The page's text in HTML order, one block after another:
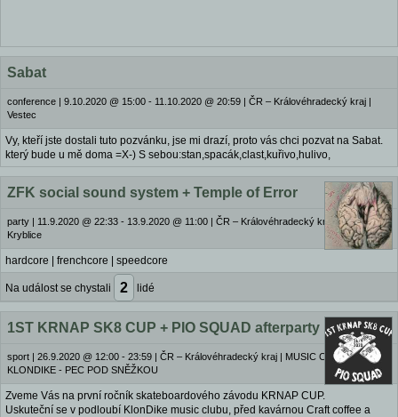
Sabat
conference | 9.10.2020 @ 15:00 - 11.10.2020 @ 20:59 | ČR – Královéhradecký kraj |
Vestec
Vy, kteří jste dostali tuto pozvánku, jse mi drazí, proto vás chci pozvat na Sabat.
který bude u mě doma =X-) S sebou:stan,spacák,clast,kuřivo,hulivo,
ZFK social sound system + Temple of Error
party | 11.9.2020 @ 22:33 - 13.9.2020 @ 11:00 | ČR – Královéhradecký kraj | Trutnov -
Kryblice
hardcore | frenchcore | speedcore
Na událost se chystali 2 lidé
1ST KRNAP SK8 CUP + PIO SQUAD afterparty
sport | 26.9.2020 @ 12:00 - 23:59 | ČR – Královéhradecký kraj | MUSIC CLUB
KLONDIKE - PEC POD SNĚŽKOU
Zveme Vás na první ročník skateboardového závodu KRNAP CUP.
Uskuteční se v podloubí KlonDike music clubu, před kavárnou Craft coffee a